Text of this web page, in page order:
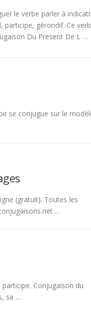
le verbe parler à
gérondif. Ce
Du Present De L …
se conjugue sur le
(gratuit). Toutes les
…
Conjugaison du
sa …